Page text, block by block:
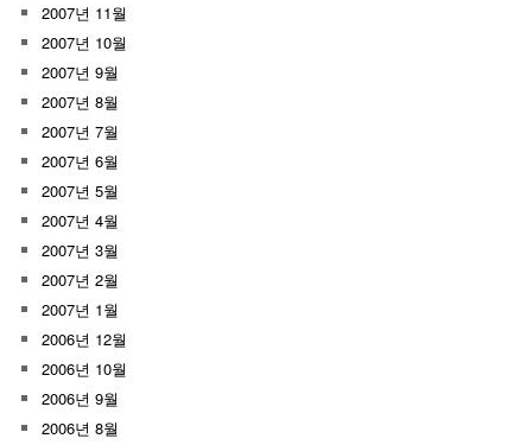
2007년 11월
2007년 10월
2007년 9월
2007년 8월
2007년 7월
2007년 6월
2007년 5월
2007년 4월
2007년 3월
2007년 2월
2007년 1월
2006년 12월
2006년 10월
2006년 9월
2006년 8월